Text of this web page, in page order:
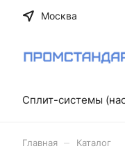
Москва
Сплит-системы
Главная Каталог